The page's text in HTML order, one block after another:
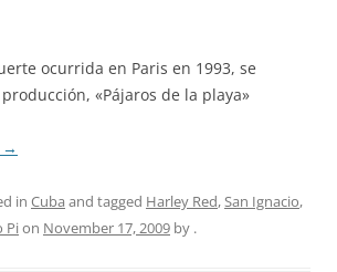
ocurrida en Paris en 1993, se
«Pájaros de la playa»
→
in Cuba and tagged Harley Red,San Ignacio,
Pion November 17, 2009 by .